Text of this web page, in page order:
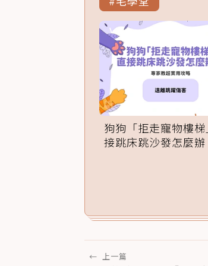
狗狗「拒走寵物樓梯
接跳床跳沙發怎麼辦
← 上一篇